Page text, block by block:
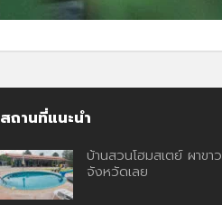
สถานที่แนะนำ
บ้านสวนโฮมสเตย์ ผาขาว
จังหวัดเลย